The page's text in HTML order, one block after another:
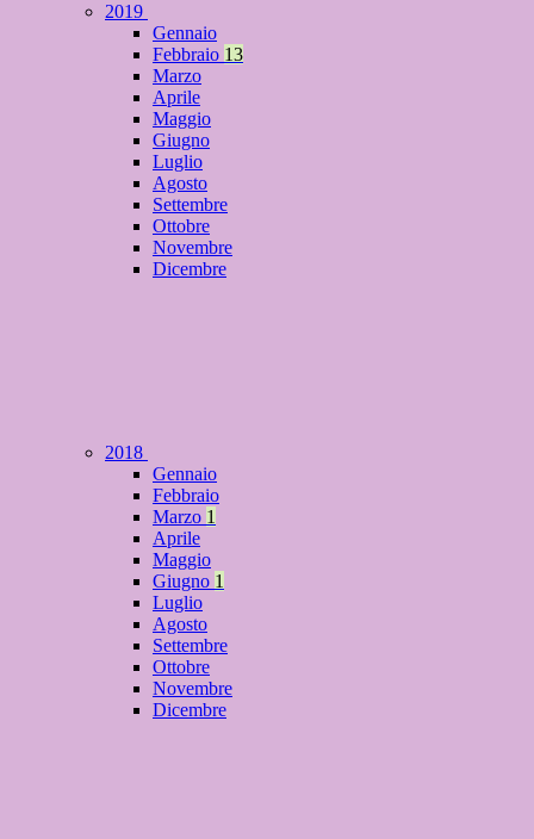
2019
Gennaio
Febbraio 13
Marzo
Aprile
Maggio
Giugno
Luglio
Agosto
Settembre
Ottobre
Novembre
Dicembre
2018
Gennaio
Febbraio
Marzo 1
Aprile
Maggio
Giugno 1
Luglio
Agosto
Settembre
Ottobre
Novembre
Dicembre